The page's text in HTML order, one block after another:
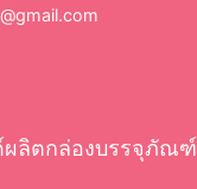
ผลิตกล่องบรรจุภัณฑ์